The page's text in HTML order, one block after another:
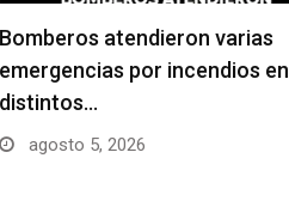
Bomberos atendieron varias
emergencias por incendios en
distintos…
agosto 5, 2026